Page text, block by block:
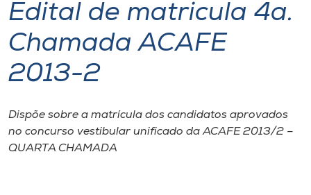
Diplomados
Cultura
CPA
Biblioteca
Edital de matricula 4a.
Chamada ACAFE
2013-2
Dispõe sobre a matrícula dos candidatos aprovados
no concurso vestibular unificado da ACAFE 2013/2 –
QUARTA CHAMADA